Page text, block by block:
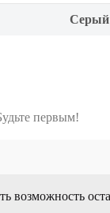
Серый
первым!
возможность